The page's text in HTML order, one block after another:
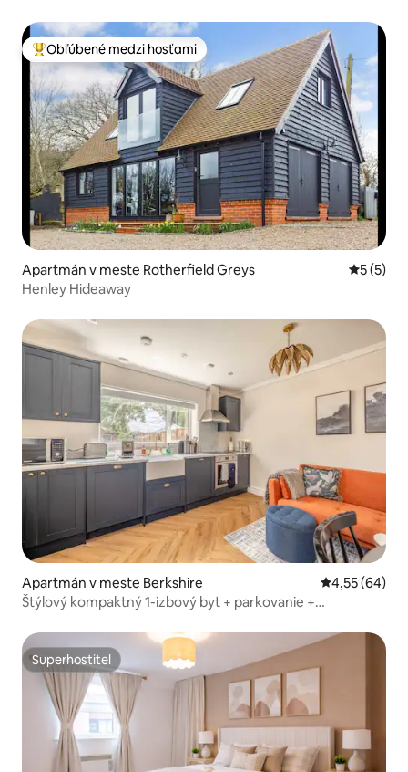
Najobľúbenejšie medzi hosťami
Obľúbené medzi hosťami
Apartmán v meste Rotherfield Greys
5 (5)
Henley Hideaway
Apartmán v meste Berkshire Priemerné
4,55 (64)
Štýlový kompaktný 1-izbový byt + parkovanie +
Superhostiteľ
Superhostiteľ